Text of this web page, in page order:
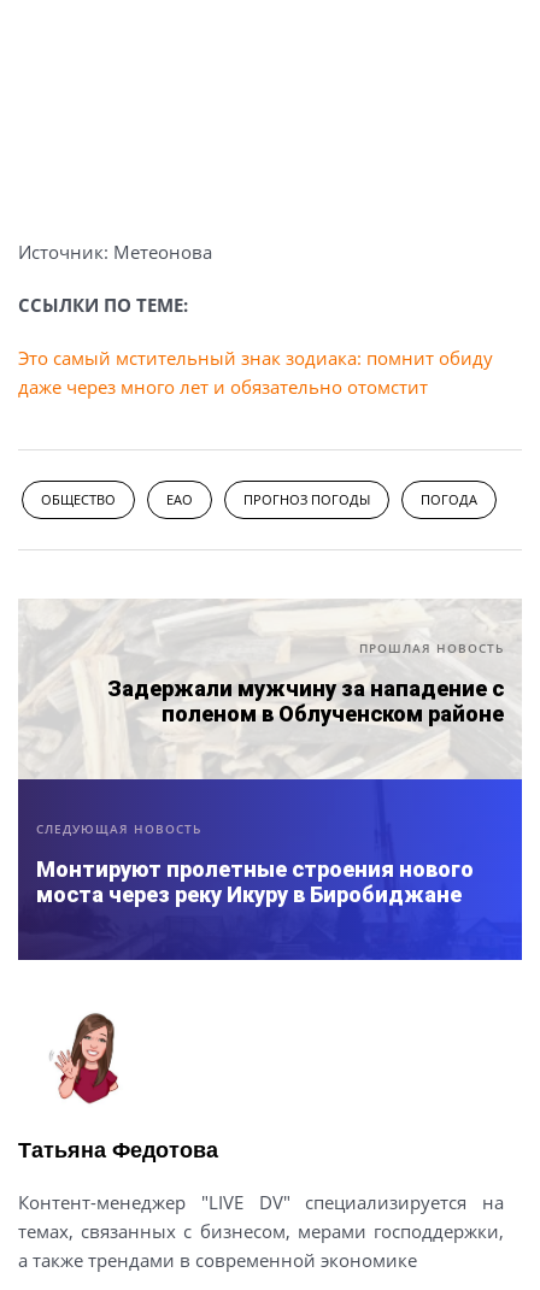
Источник: Метеонова
ССЫЛКИ ПО ТЕМЕ:
Это самый мстительный знак зодиака: помнит обиду
даже через много лет и обязательно отомстит
ОБЩЕСТВО ЕАО ПРОГНОЗ ПОГОДЫ ПОГОДА
ПРОШЛАЯ НОВОСТЬ
Задержали мужчину за нападение с
поленом в Облученском районе
СЛЕДУЮЩАЯ НОВОСТЬ
Монтируют пролетные строения нового
моста через реку Икуру в Биробиджане
Татьяна Федотова
Контент-менеджер "LIVE DV" специализируется на
темах, связанных с бизнесом, мерами господдержки,
а также трендами в современной экономике